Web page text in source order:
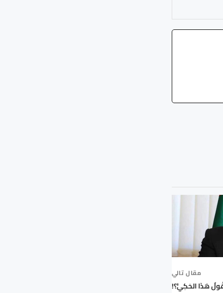
مقال تالي
هَذَا الحَكِيُّ؟!